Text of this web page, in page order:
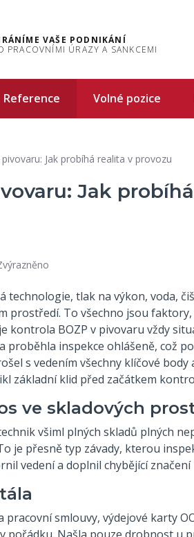
VAŠE PODNIKÁNÍ
PRACOVNÍMI ÚRAZY A SANKCEMI
Reference Volné pozice
Jak probíhá realita v provozu
Jak
technologie, tlak na výkon, voda,
prostředí. To všechno jsou
kontrola BOZP v pivovaru vždy
proběhla inspekce ohlášeně, což
s vedením všechny klíčové body
základní klid před začátkem
ve skladových
všiml plných skladů plných
je přesně typ závady, kterou
vedení a doplnil chybějící značení
smlouvy, výdejové karty